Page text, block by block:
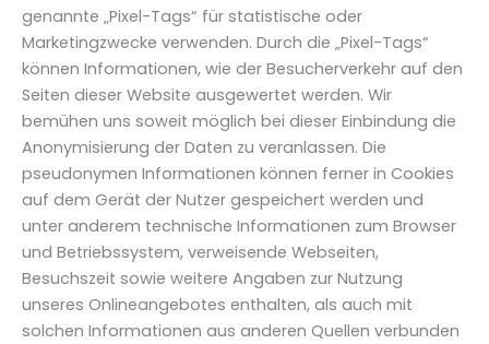
genannte „Pixel-Tags“ für statistische oder
Marketingzwecke verwenden. Durch die „Pixel-Tags“
können Informationen, wie der Besucherverkehr auf den
Seiten dieser Website ausgewertet werden. Wir
bemühen uns soweit möglich bei dieser Einbindung die
Anonymisierung der Daten zu veranlassen. Die
pseudonymen Informationen können ferner in Cookies
auf dem Gerät der Nutzer gespeichert werden und
unter anderem technische Informationen zum Browser
und Betriebssystem, verweisende Webseiten,
Besuchszeit sowie weitere Angaben zur Nutzung
unseres Onlineangebotes enthalten, als auch mit
solchen Informationen aus anderen Quellen verbunden